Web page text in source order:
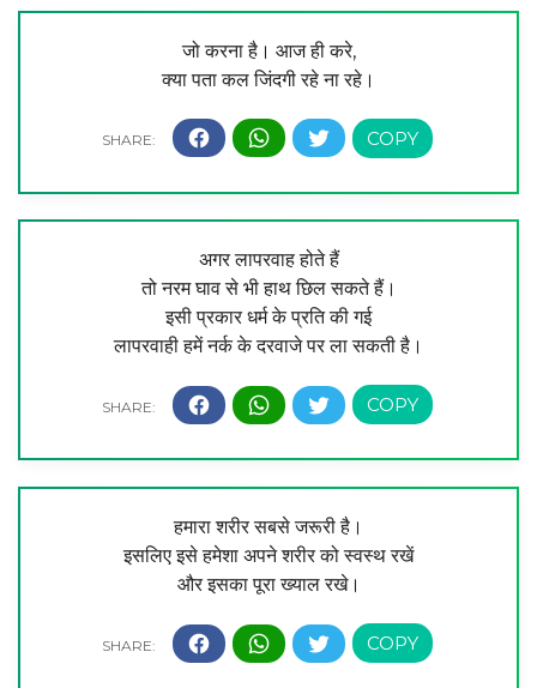
जो करना है। आज ही करे,
क्या पता कल जिंदगी रहे ना रहे।
अगर लापरवाह होते हैं
तो नरम घाव से भी हाथ छिल सकते हैं।
इसी प्रकार धर्म के प्रति की गई
लापरवाही हमें नर्क के दरवाजे पर ला सकती है।
हमारा शरीर सबसे जरूरी है।
इसलिए इसे हमेशा अपने शरीर को स्वस्थ रखें
और इसका पूरा ख्याल रखे।